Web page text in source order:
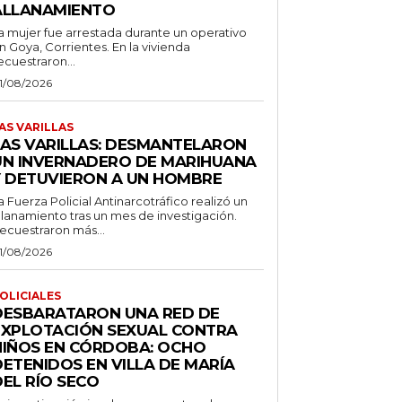
mujer fue arrestada durante un operativo
Goya, Corrientes. En la vivienda
08/2026
VARILLAS
VARILLAS: DESMANTELARON
INVERNADERO DE MARIHUANA
DETUVIERON A UN HOMBRE
Fuerza Policial Antinarcotráfico realizó un
tras un mes de investigación.
más...
08/2026
UNA RED DE
SEXUAL CONTRA
EN CÓRDOBA: OCHO
EN VILLA DE MARÍA
RÍO SECO